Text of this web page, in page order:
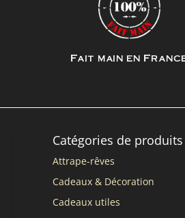
Fait main en
Catégories de produits
Attrape-rêves
Cadeaux & Décoration
Cadeaux utiles